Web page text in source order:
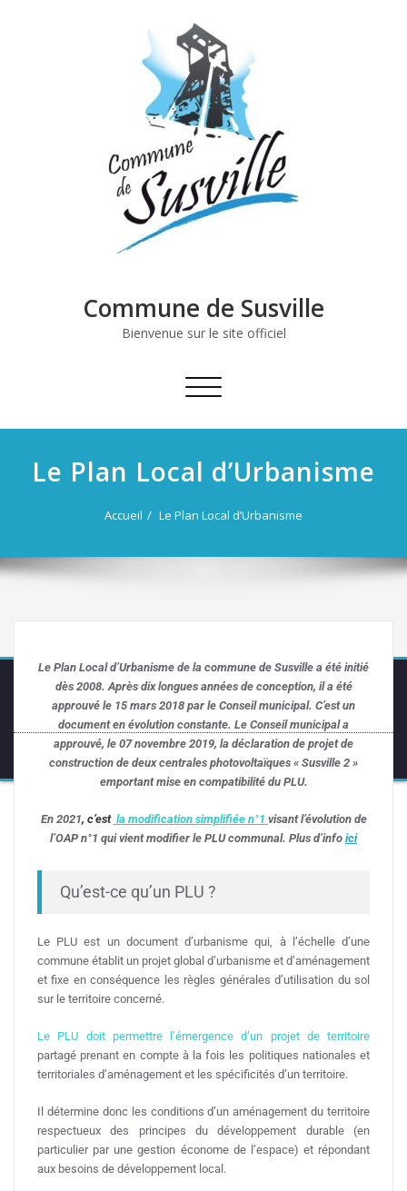
Commune de Susville
Bienvenue sur le site officiel
Afficher/masquer
navigation
Le Plan Local d’Urbanisme
Accueil Le Plan Local d’Urbanisme
Le Plan Local d’Urbanisme de la commune de Susville a été initié
dès 2008. Après dix longues années de conception, il a été
approuvé le 15 mars 2018 par le Conseil municipal. C’est un
document en évolution constante. Le Conseil municipal a
approuvé, le 07 novembre 2019, la déclaration de projet de
construction de deux centrales photovoltaïques « Susville 2 »
emportant mise en compatibilité du PLU.
En 2021, c’est la modification simplifiée n°1 visant l’évolution de
l’OAP n°1 qui vient modifier le PLU communal. Plus d’info ici
Qu’est-ce qu’un PLU ?
Le PLU est un document d’urbanisme qui, à l’échelle d’une
commune établit un projet global d’urbanisme et d’aménagement
et fixe en conséquence les règles générales d’utilisation du sol
sur le territoire concerné.
Le PLU doit permettre l’émergence d’un projet de territoire
partagé prenant en compte à la fois les politiques nationales et
territoriales d’aménagement et les spécificités d’un territoire.
Il détermine donc les conditions d’un aménagement du territoire
respectueux des principes du développement durable (en
particulier par une gestion économe de l’espace) et répondant
aux besoins de développement local.